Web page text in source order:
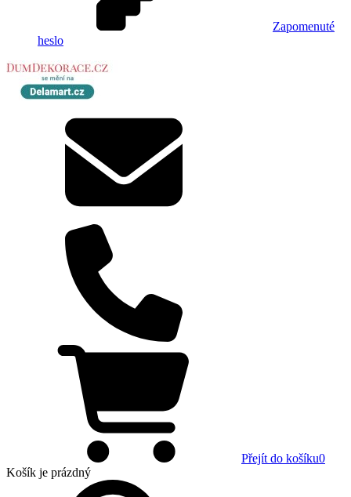
Zapomenuté
heslo
Přejít do košíku0
Košík je prázdný